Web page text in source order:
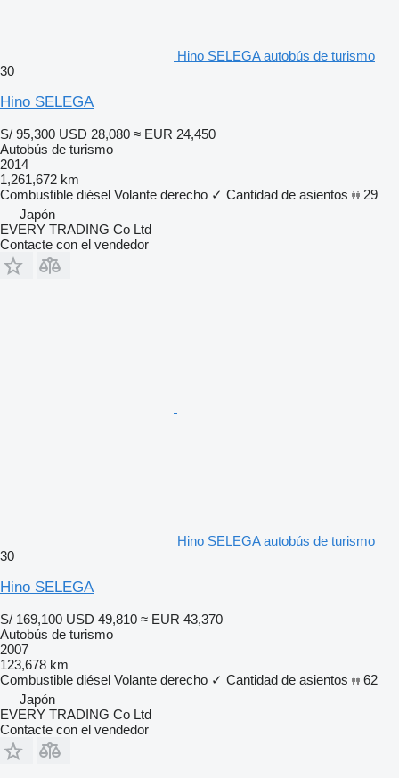
Hino SELEGA autobús de turismo
30
Hino SELEGA
S/ 95,300 USD 28,080 ≈ EUR 24,450
Autobús de turismo
2014
1,261,672 km
Combustible diésel Volante derecho ✓ Cantidad de asientos
29
Japón
EVERY TRADING Co Ltd
Contacte con el vendedor
Hino SELEGA autobús de turismo
30
Hino SELEGA
S/ 169,100 USD 49,810 ≈ EUR 43,370
Autobús de turismo
2007
123,678 km
Combustible diésel Volante derecho ✓ Cantidad de asientos
62
Japón
EVERY TRADING Co Ltd
Contacte con el vendedor